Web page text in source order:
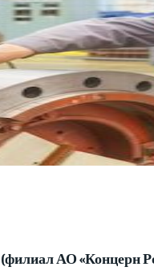
АО «Концерн